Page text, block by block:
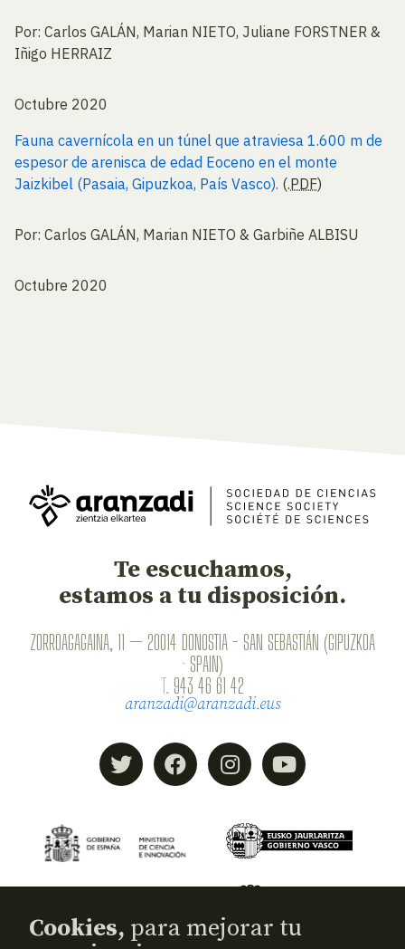
Por: Carlos GALÁN, Marian NIETO, Juliane FORSTNER &
Iñigo HERRAIZ
Octubre 2020
Fauna cavernícola en un túnel que atraviesa 1.600 m de
espesor de arenisca de edad Eoceno en el monte
Jaizkibel (Pasaia, Gipuzkoa, País Vasco). (.PDF)
Por: Carlos GALÁN, Marian NIETO & Garbiñe ALBISU
Octubre 2020
Te escuchamos,
estamos a tu disposición.
ZORROAGAGAINA, 11 — 20014 DONOSTIA - SAN SEBASTIÁN (GIPUZKOA
· SPAIN)
T. 943 46 61 42
aranzadi@aranzadi.eus
Cookies, para mejorar tu